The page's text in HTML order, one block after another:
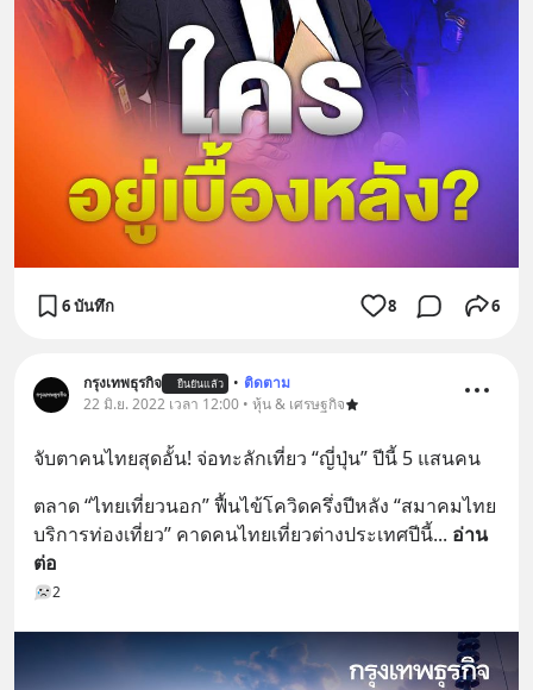
6 บันทึก 8 6
กรุงเทพธุรกิจ ยืนยันแล้ว • ติดตาม
22 มิ.ย. 2022 เวลา 12:00 • หุ้น & เศรษฐกิจ
จับตาคนไทยสุดอั้น! จ่อทะลักเที่ยว “ญี่ปุ่น” ปีนี้ 5 แสนคน
ตลาด “ไทยเที่ยวนอก” ฟื้นไข้โควิดครึ่งปีหลัง “สมาคมไทย
บริการท่องเที่ยว” คาดคนไทยเที่ยวต่างประเทศปีนี้... อ่าน
ต่อ
2